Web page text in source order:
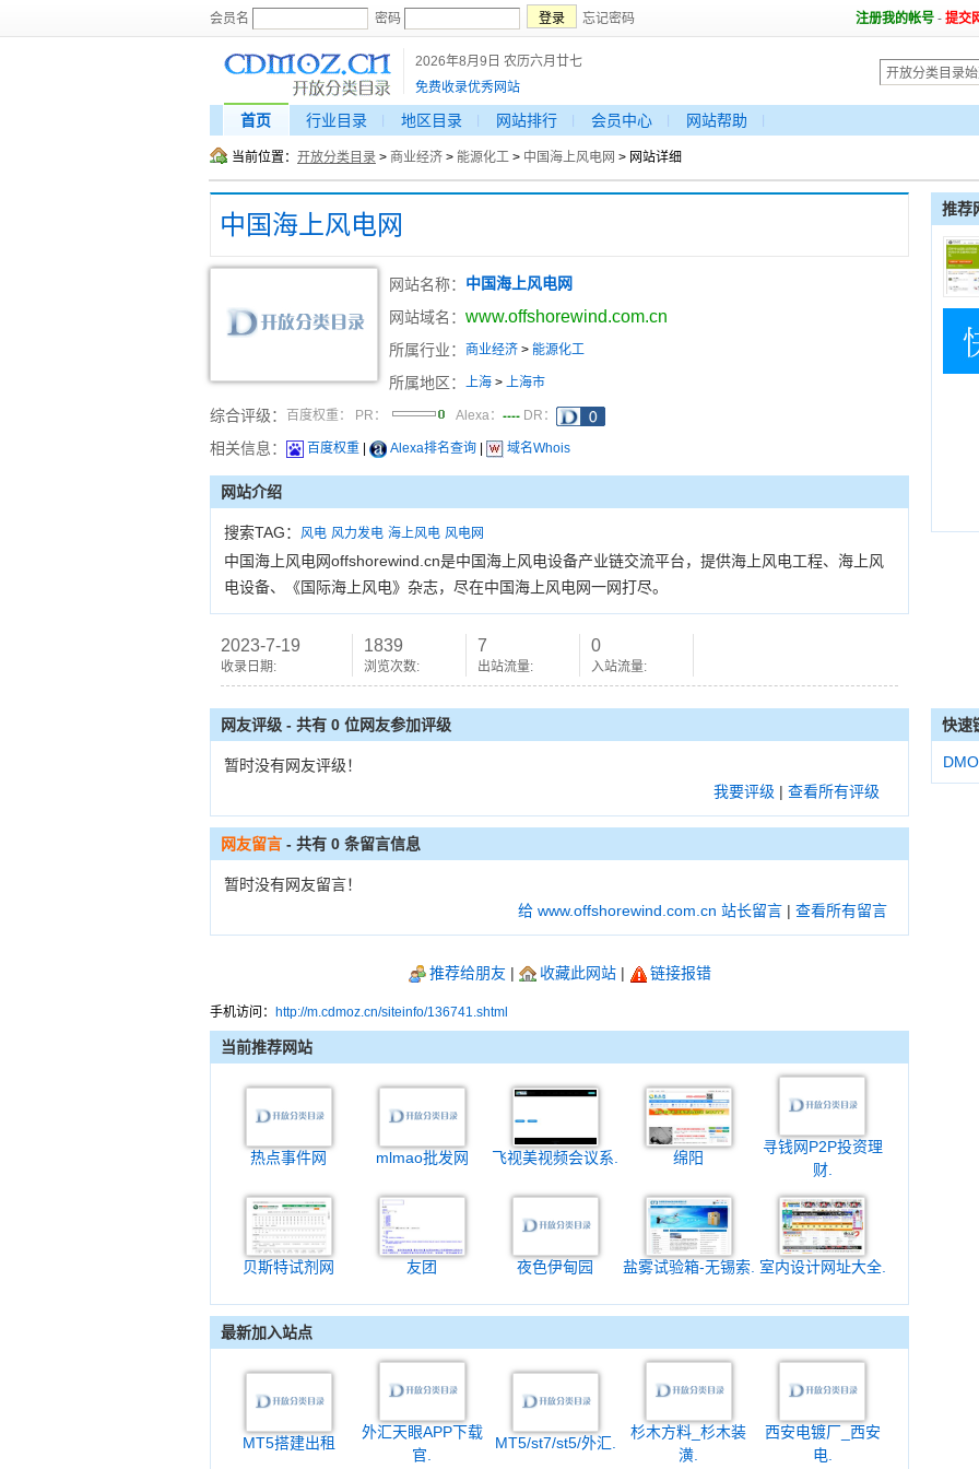
会员名 密码 忘记密码 注册我的帐号 - 提交
2026年8月9日 农历六月廿七
免费收录优秀网站
首页 行业目录 地区目录 网站排行 会员中心 网站帮助
当前位置： 开放分类目录 > 商业经济 > 能源化工 > 中国海上风电网 > 网站详细
中国海上风电网
网站名称： 中国海上风电网
网站域名： www.offshorewind.com.cn
所属行业： 商业经济 > 能源化工
所属地区： 上海 > 上海市
综合评级： 百度权重： PR： Alexa： ---- DR：
相关信息： 百度权重 Alexa排名查询 域名Whois
网站介绍
搜索TAG： 风电 风力发电 海上风电 风电网
中国海上风电网offshorewind.cn是中国海上风电设备产业链交流平台，提供海上风电工程、海上风
电设备、《国际海上风电》杂志，尽在中国海上风电网一网打尽。
2023-7-19
收录日期:
1839
浏览次数:
7
出站流量:
0
入站流量:
推荐
网友评级 - 共有 0 位网友参加评级
暂时没有网友评级！
我要评级 | 查看所有评级
网友留言 - 共有 0 条留言信息
暂时没有网友留言！
给 www.offshorewind.com.cn 站长留言 | 查看所有留言
推荐给朋友 | 收藏此网站| 链接报错
手机访问： http://m.cdmoz.cn/siteinfo/136741.shtml
当前推荐网站
热点事件网 mlmao批发网 飞视美视频会议系. 绵阳
寻钱网P2P投资理
财.
贝斯特试剂网 友团 夜色伊甸园 盐雾试验箱-无锡索. 室内设计网址大全.
最新加入站点
MT5搭建出租
外汇天眼APP下载
官.
MT5/st7/st5/外汇.
杉木方料_杉木装
潢.
西安电镀厂_西安
电.
快速